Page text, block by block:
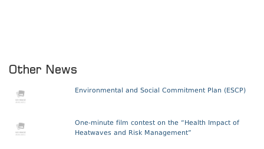
Other News
Environmental and Social Commitment Plan (ESCP)
One-minute film contest on the “Health Impact of
Heatwaves and Risk Management”